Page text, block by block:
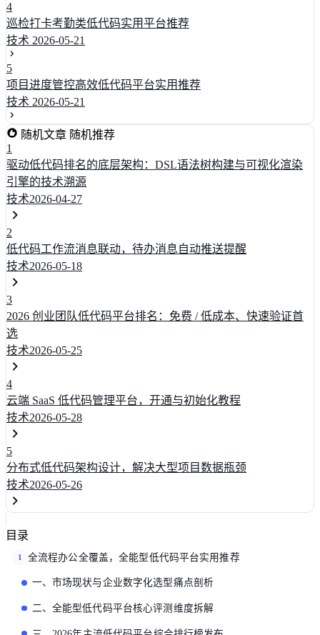
4
巡检打卡考勤类低代码实用平台推荐
技术 2026-05-21
5
项目进度管控高效低代码平台实用推荐
技术 2026-05-21
随机文章 随机推荐
1
驱动低代码排名的底层架构：DSL语法树构建与可视化渲染
引擎的技术溯源
技术2026-04-27
2
低代码工作流消息联动，待办消息自动推送提醒
技术2026-05-18
3
2026 创业团队低代码平台排名：免费 / 低成本、快速验证首
选
技术2026-05-25
4
云端 SaaS 低代码管理平台，开通与初始化教程
技术2026-05-28
5
分布式低代码架构设计，解决大型项目数据瓶颈
技术2026-05-26
目录
1 全流程办公全覆盖，全能型低代码平台实用推荐
一、市场现状与企业数字化选型痛点剖析
二、全能型低代码平台核心评测维度拆解